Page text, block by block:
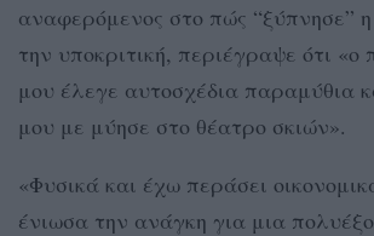
αναφερόμενος στο πώς “ξύπνησε”
την υποκριτική, περιέγραψε ότι
μου έλεγε αυτοσχέδια παραμύθια
μου με μύησε στο θέατρο σκιών».
«Φυσικά και έχω περάσει
ένιωσα την ανάγκη για μια